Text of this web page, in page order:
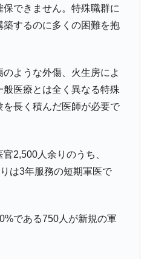
できません。特殊職群に
するのに多くの困難を抱
ような外傷、火生房によ
般医療とは全く異なる特殊
長く積んだ医師が必要で
2,500人余りのうち、
は3年服務の短期軍医で
である750人が新規の軍